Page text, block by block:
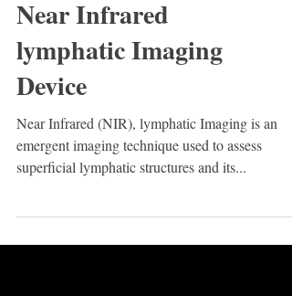
Development of a
Near Infrared
lymphatic Imaging
Device
Near Infrared (NIR), lymphatic Imaging is an